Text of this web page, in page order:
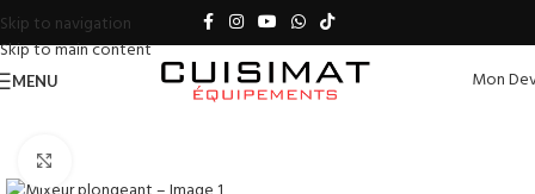
Skip to navigation
Skip to main content
MENU Mon